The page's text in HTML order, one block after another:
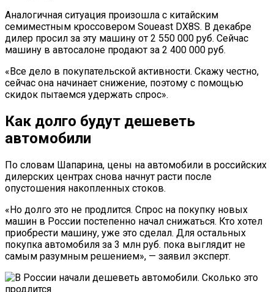
Аналогичная ситуация произошла с китайским
семиместным кроссовером Soueast DX8S. В декабре
дилер просил за эту машину от 2 550 000 руб. Сейчас
машину в автосалоне продают за 2 400 000 руб.
«Все дело в покупательской активности. Скажу честно,
сейчас она начинает снижение, поэтому с помощью
скидок пытаемся удержать спрос».
Как долго будут дешеветь
автомобили
По словам Шапарина, цены на автомобили в российских
дилерских центрах снова начнут расти после
опустошения накопленных стоков.
«Но долго это не продлится. Cпрос на покупку новых
машин в России постепенно начал снижаться. Кто хотел
приобрести машину, уже это сделал. Для остальных
покупка автомобиля за 3 млн руб. пока выглядит не
самым разумным решением», — заявил эксперт.